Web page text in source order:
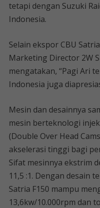
tetapi dengan Suzuki
Indonesia.
Selain ekspor CBU
Marketing Director 2W
mengatakan, “Pagi Ari
Indonesia juga
Mesin dan desainnya
mesin berteknologi
(Double Over Head
akselerasi tinggi bagi
Sifat mesinnya ekstrim
11,5 :1. Dengan desain
Satria F150 mampu
13,6kw/10.000rpm dan